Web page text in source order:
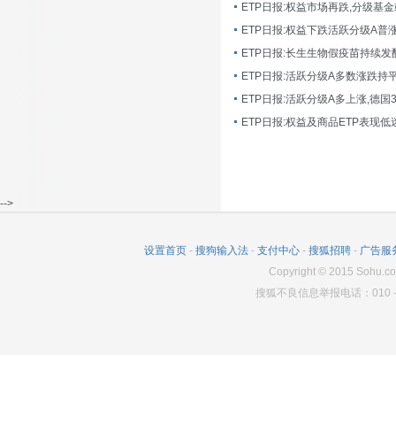
ETP日报:权益市场再跌,分级基
ETP日报:长生生物假疫苗持续发
ETP日报:活跃分级A多数涨跌持
ETP日报:活跃分级A多上涨,德国
-->
设置首页 - 搜狗输入法 - 支付中心 - 搜狐招聘 - 广告服
Copyright© 2015
搜狐不良信息举报电话：010